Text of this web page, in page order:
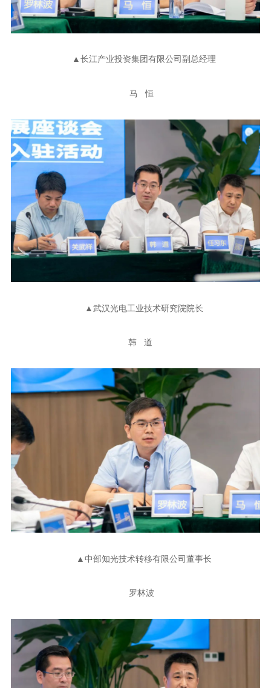
▲长江产业投资集团有限公司副总经理
马 恒
▲武汉光电工业技术研究院院长
韩 道
▲中部知光技术转移有限公司董事长
罗林波